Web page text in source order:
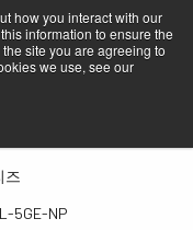
how you interact with our
information to ensure the
site you are agreeing to
we use, see our
NP
즈
5GE-NP